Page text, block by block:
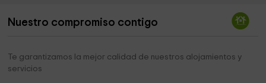
Can Soleil 3,9 km
Parròquia de Sant Josep
Nuestro compromiso contigo
Te garantizamos la mejor calidad de nuestros alojamientos y
servicios